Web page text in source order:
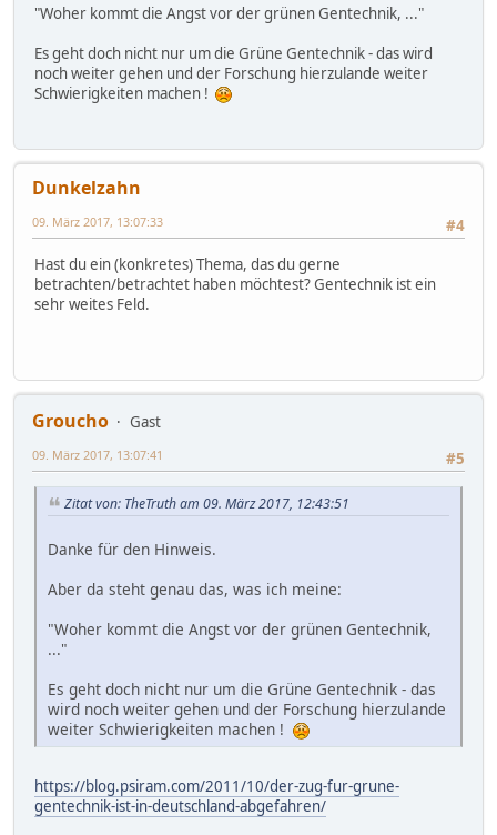
"Woher kommt die Angst vor der grünen Gentechnik, ..."
Es geht doch nicht nur um die Grüne Gentechnik - das wird
noch weiter gehen und der Forschung hierzulande weiter
Schwierigkeiten machen !
Dunkelzahn
#4
09. März 2017, 13:07:33
Hast du ein (konkretes) Thema, das du gerne
betrachten/betrachtet haben möchtest? Gentechnik ist ein
sehr weites Feld.
Groucho
Gast
#5
09. März 2017, 13:07:41
Zitat von: TheTruth am 09. März 2017, 12:43:51
Danke für den Hinweis.
Aber da steht genau das, was ich meine:
"Woher kommt die Angst vor der grünen Gentechnik,
..."
Es geht doch nicht nur um die Grüne Gentechnik - das
wird noch weiter gehen und der Forschung hierzulande
weiter Schwierigkeiten machen !
https://blog.psiram.com/2011/10/der-zug-fur-grune-
gentechnik-ist-in-deutschland-abgefahren/